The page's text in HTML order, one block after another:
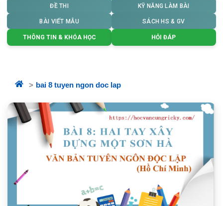
ĐỀ THI KỸ NĂNG LÀM BÀI
BÀI VIẾT MẪU SÁCH HS & GV
THÔNG TIN & KHÓA HỌC HỎI ĐÁP
bai 8 tuyen ngon doc lap